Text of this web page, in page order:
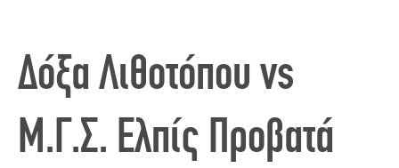
Δόξα Λιθοτόπου vs
Μ.Γ.Σ. Ελπίς Προβατά